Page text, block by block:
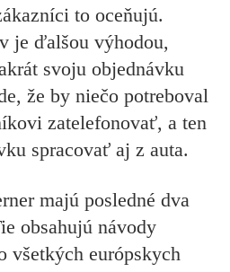
to oceňujú.
je ďalšou výhodou,
svoju objednávku
že by niečo potreboval
zatelefonovať, a ten
spracovať aj z auta.
majú posledné dva
obsahujú návody
všetkých európskych